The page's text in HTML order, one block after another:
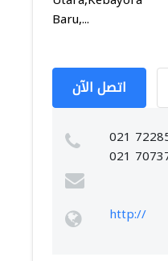
Baru,...
اتصل الآن
021
021
http://